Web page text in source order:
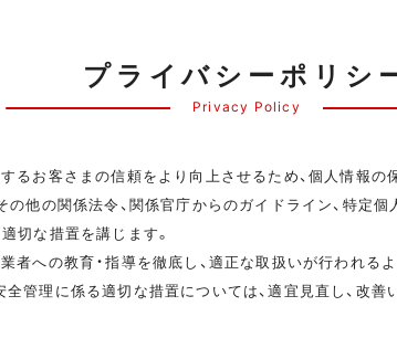
プライバシーポリシ
Privacy Policy
るお客さまの信頼をより向上させるため、個人情報の
の他の関係法令、関係官庁からのガイドライン、特定
切な措置を講じます。
者への教育・指導を徹底し、適正な取扱いが行われる
管理に係る適切な措置については、適宜見直し、改善